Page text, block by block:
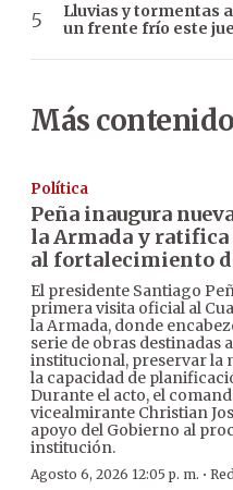
Lluvias y tormentas
un frente frío este
Más
Política
Peña inaugura
la Armada y
al fortalecimiento
El presidente Santiago
primera visita oficial al
la Armada, donde
serie de obras destinadas
institucional, preservar la
la capacidad de
Durante el acto, el
vicealmirante Christian
apoyo del Gobierno al
institución.
Agosto 6, 2026 12:05 p. m. ·